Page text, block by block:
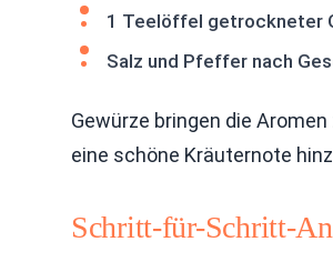
1 Teelöffel getrockneter
Salz und Pfeffer nach
Gewürze bringen die
eine schöne Kräuternote
Schritt-für-Schritt-